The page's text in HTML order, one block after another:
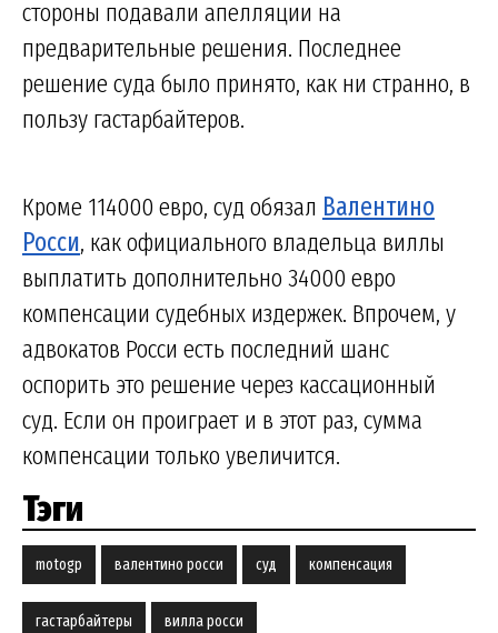
стороны подавали апелляции на
предварительные решения. Последнее
решение суда было принято, как ни странно, в
пользу гастарбайтеров.
Кроме 114000 евро, суд обязал Валентино
Росси, как официального владельца виллы
выплатить дополнительно 34000 евро
компенсации судебных издержек. Впрочем, у
адвокатов Росси есть последний шанс
оспорить это решение через кассационный
суд. Если он проиграет и в этот раз, сумма
компенсации только увеличится.
Тэги
motogp валентино росси суд компенсация
гастарбайтеры вилла росси